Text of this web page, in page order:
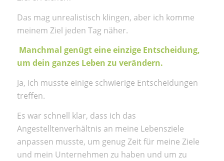
Das mag unrealistisch klingen, aber ich komme
meinem Ziel jeden Tag näher.
Manchmal genügt eine einzige Entscheidung,
um dein ganzes Leben zu verändern.
Ja, ich musste einige schwierige Entscheidungen
treffen.
Es war schnell klar, dass ich das
Angestelltenverhältnis an meine Lebensziele
anpassen musste, um genug Zeit für meine Ziele
und mein Unternehmen zu haben und um zu